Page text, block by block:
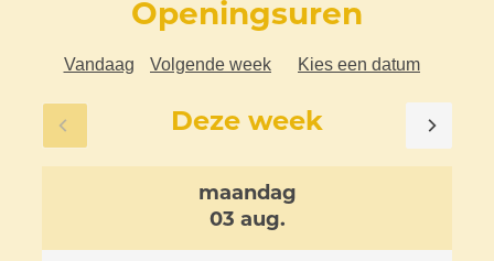
Openingsuren
Vandaag Volgende week Kies een datum
Deze week
Bekijk openingsuren van de week
maandag
03 aug.